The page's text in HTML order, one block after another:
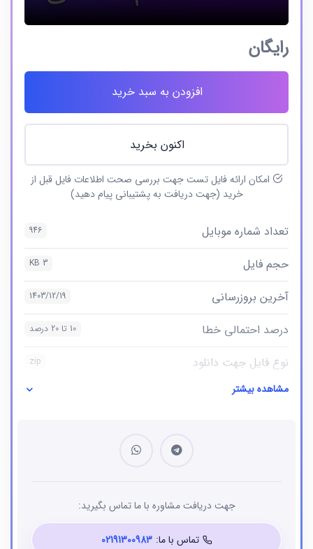
رایگان
افزودن به سبد خرید
اکنون بخرید
امکان ارائه فایل تست جهت بررسی صحت اطلاعات فایل قبل از
خرید (جهت دریافت به پشتیبانی پیام دهید)
تعداد شماره موبایل 946
حجم فایل 3 KB
آخرین بروزرسانی 1403/12/19
درصد احتمالی خطا 10 تا 20 درصد
نوع فایل جهت دانلود zip
نوع فایل بانک شماره موبایل مشاهده بیشتر
جهت دریافت مشاوره با ما تماس بگیرید:
تماس با ما: 02191300983